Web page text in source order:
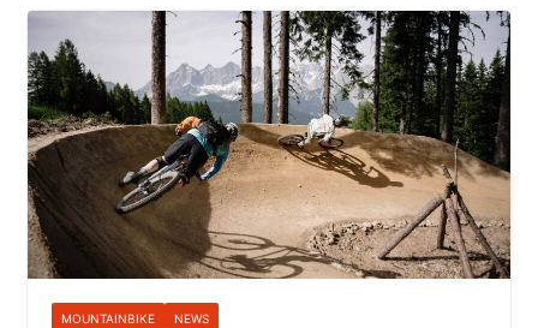
MOUNTAINBIKE NEWS